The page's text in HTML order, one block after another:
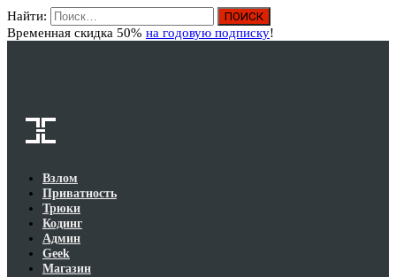
Найти:
Временная скидка 50% на годовую подписку!
Взлом
Приватность
Трюки
Кодинг
Админ
Geek
Магазин